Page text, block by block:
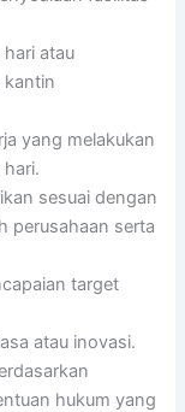
atau
kantin
yang melakukan
sesuai dengan
perusahaan serta
target
atau inovasi.
hukum yang